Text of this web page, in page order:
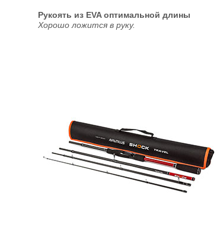
Рукоять из EVA оптимальной длины
Хорошо ложится в руку.